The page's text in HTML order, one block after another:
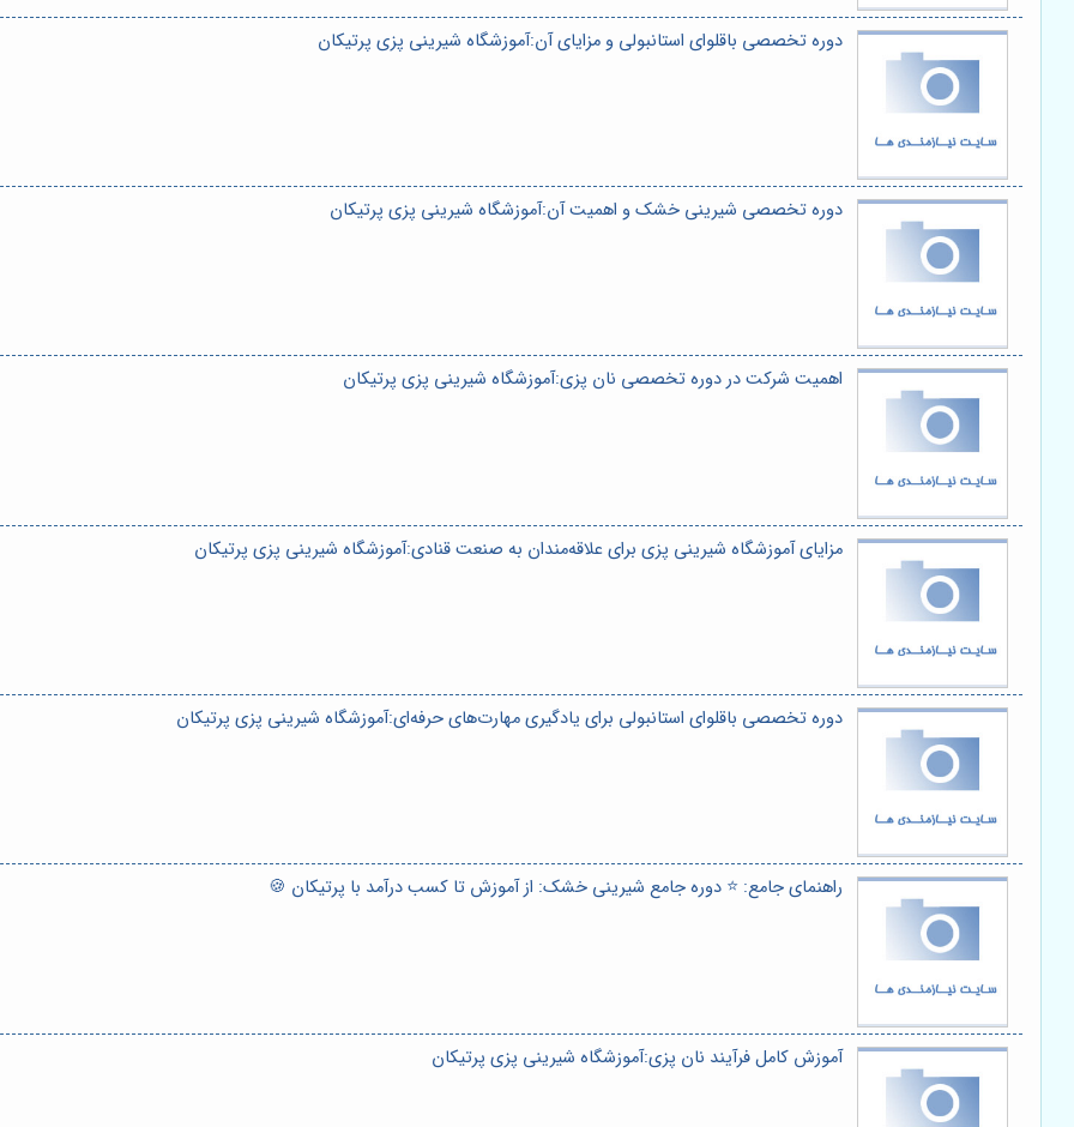
دوره تخصصی باقلوای استانبولی و مزایای آن:آموزشگاه شیرینی پزی پرتیکان
دوره تخصصی شیرینی خشک و اهمیت آن:آموزشگاه شیرینی پزی پرتیکان
اهمیت شرکت در دوره تخصصی نان پزی:آموزشگاه شیرینی پزی پرتیکان
مزایای آموزشگاه شیرینی پزی برای علاقه‌مندان به صنعت قنادی:آموزشگاه شیرینی پزی پرتیکان
دوره تخصصی باقلوای استانبولی برای یادگیری مهارت‌های حرفه‌ای:آموزشگاه شیرینی پزی پرتیکان
راهنمای جامع: ⭐️ دوره جامع شیرینی خشک: از آموزش تا کسب درآمد با پرتیکان 🍪
آموزش کامل فرآیند نان پزی:آموزشگاه شیرینی پزی پرتیکان